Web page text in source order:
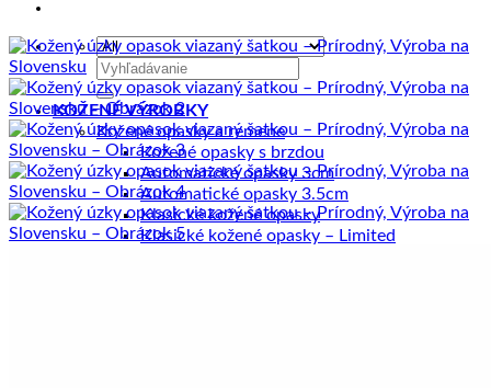
Hľadať:
KOŽENÉ VÝROBKY
Kožené opasky a remene
Kožené opasky s brzdou
Automatické opasky 3cm
Automatické opasky 3.5cm
Klasické kožené opasky
Klasické kožené opasky – Limited